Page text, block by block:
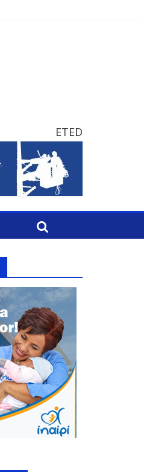
ETED